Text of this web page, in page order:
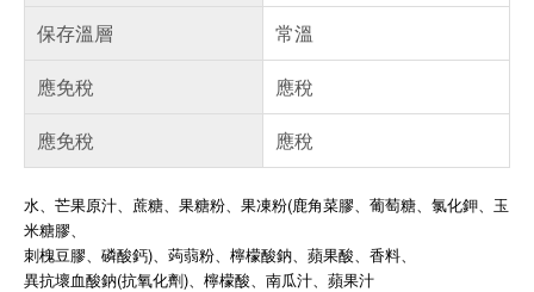
保存溫層
常溫
應免稅
應稅
應免稅
應稅
水、芒果原汁、蔗糖、果糖粉、果凍粉(鹿角菜膠、葡萄糖、氯化鉀、玉
米糖膠、
刺槐豆膠、磷酸鈣)、蒟蒻粉、檸檬酸鈉、蘋果酸、香料、
異抗壞血酸鈉(抗氧化劑)、檸檬酸、南瓜汁、蘋果汁